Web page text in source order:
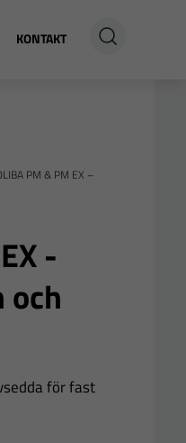
KONTAKT
PM & PM EX –
-
och
för fast